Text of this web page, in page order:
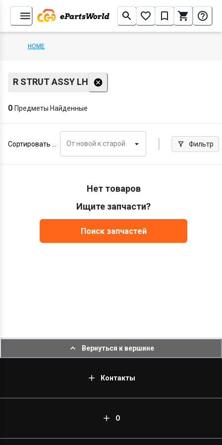
HOME
R STRUT ASSY LH
0 Предметы Найденные
От новой к старой Фильтр
Нет товаров
Ищите запчасти?
Поиск запчастей
Вернуться к вершине
Контакты
О